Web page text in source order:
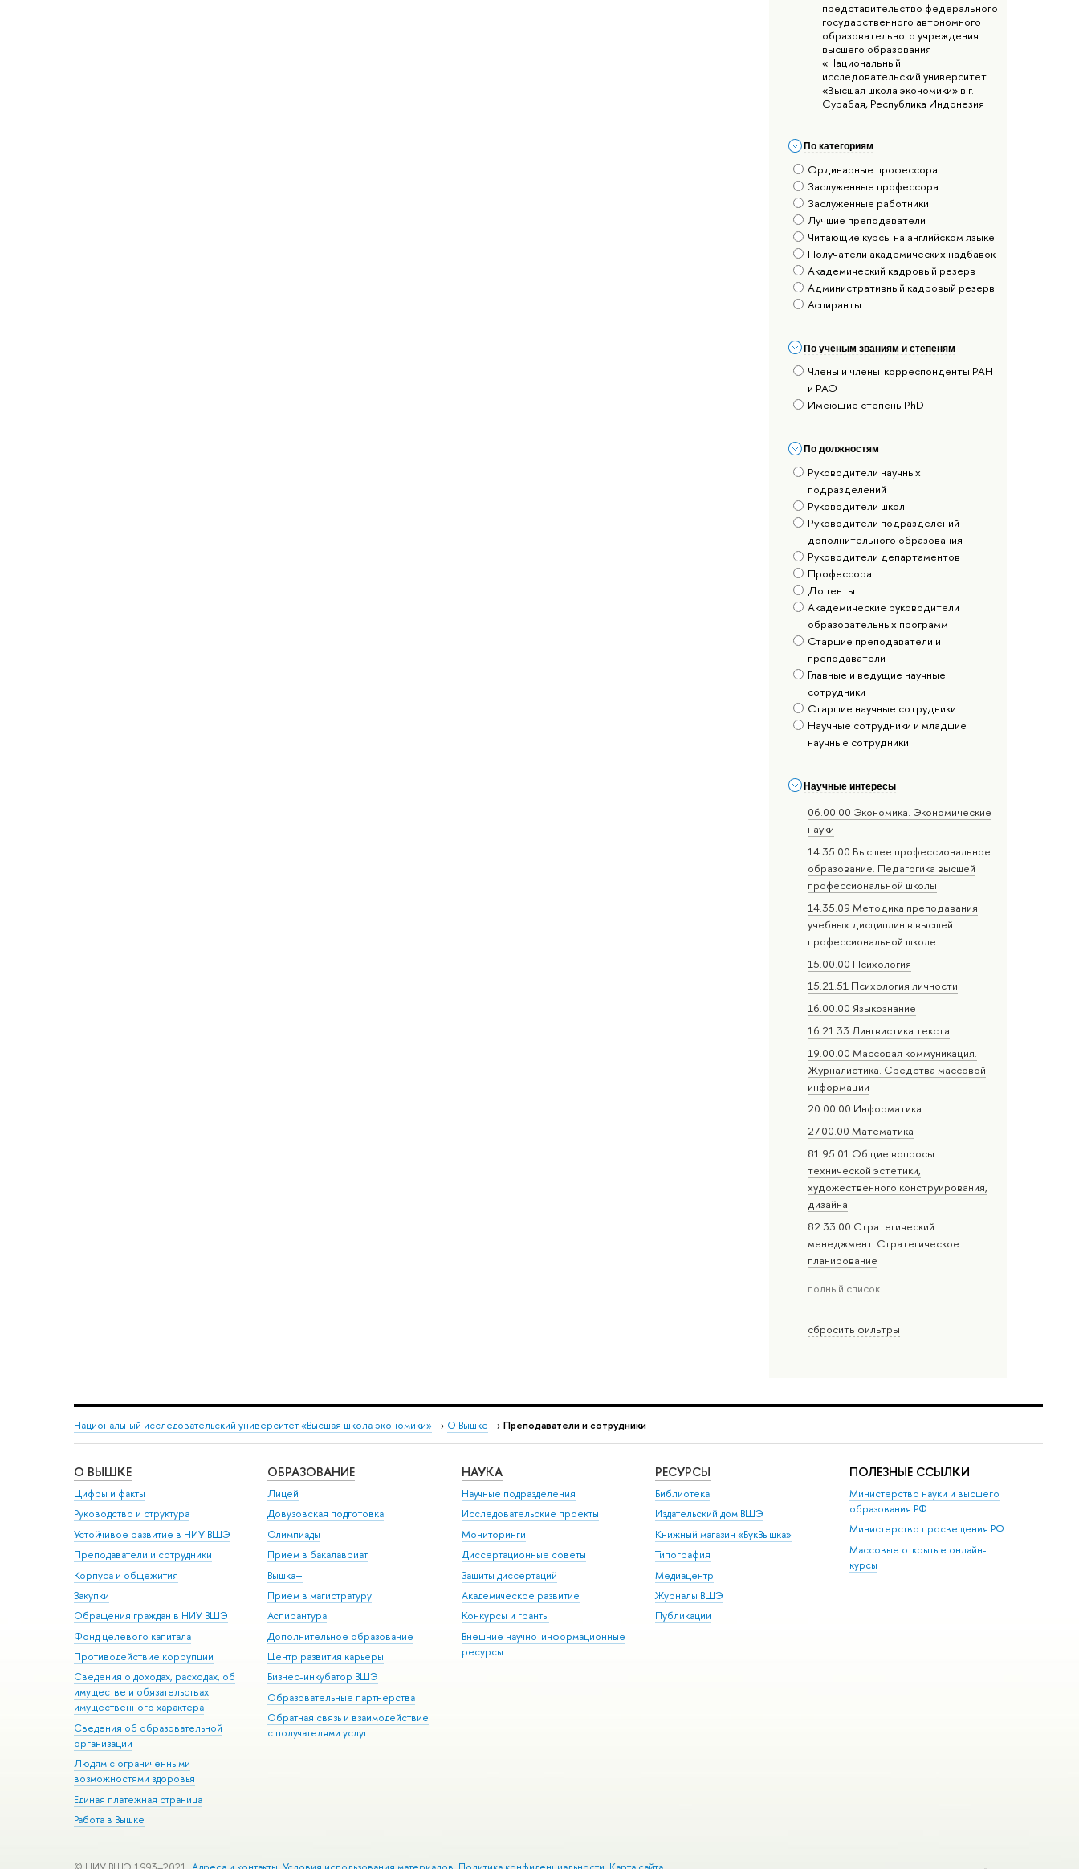
представительство федерального
государственного автономного
образовательного учреждения
высшего образования
«Национальный
исследовательский университет
«Высшая школа экономики» в г.
Сурабая, Республика Индонезия
По категориям
Ординарные профессора
Заслуженные профессора
Заслуженные работники
Лучшие преподаватели
Читающие курсы на английском языке
Получатели академических надбавок
Академический кадровый резерв
Административный кадровый резерв
Аспиранты
По учёным званиям и степеням
Члены и члены-корреспонденты РАН
и РАО
Имеющие степень PhD
По должностям
Руководители научных
подразделений
Руководители школ
Руководители подразделений
дополнительного образования
Руководители департаментов
Профессора
Доценты
Академические руководители
образовательных программ
Старшие преподаватели и
преподаватели
Главные и ведущие научные
сотрудники
Старшие научные сотрудники
Научные сотрудники и младшие
научные сотрудники
Научные интересы
06.00.00 Экономика. Экономические
науки
14.35.00 Высшее профессиональное
образование. Педагогика высшей
профессиональной школы
14.35.09 Методика преподавания
учебных дисциплин в высшей
профессиональной школе
15.00.00 Психология
15.21.51 Психология личности
16.00.00 Языкознание
16.21.33 Лингвистика текста
19.00.00 Массовая коммуникация.
Журналистика. Средства массовой
информации
20.00.00 Информатика
27.00.00 Математика
81.95.01 Общие вопросы
технической эстетики,
художественного конструирования,
дизайна
82.33.00 Стратегический
менеджмент. Стратегическое
планирование
полный список
сбросить фильтры
Национальный исследовательский университет «Высшая школа экономики» → О Вышке → Преподаватели и сотрудники
О ВЫШКЕ
Цифры и факты
Руководство и структура
Устойчивое развитие в НИУ ВШЭ
Преподаватели и сотрудники
Корпуса и общежития
Закупки
Обращения граждан в НИУ ВШЭ
Фонд целевого капитала
Противодействие коррупции
Сведения о доходах, расходах, об
имуществе и обязательствах
имущественного характера
Сведения об образовательной
организации
Людям с ограниченными
возможностями здоровья
Единая платежная страница
Работа в Вышке
ОБРАЗОВАНИЕ
Лицей
Довузовская подготовка
Олимпиады
Прием в бакалавриат
Вышка+
Прием в магистратуру
Аспирантура
Дополнительное образование
Центр развития карьеры
Бизнес-инкубатор ВШЭ
Образовательные партнерства
Обратная связь и взаимодействие
с получателями услуг
НАУКА
Научные подразделения
Исследовательские проекты
Мониторинги
Диссертационные советы
Защиты диссертаций
Академическое развитие
Конкурсы и гранты
Внешние научно-информационные
ресурсы
РЕСУРСЫ
Библиотека
Издательский дом ВШЭ
Книжный магазин «БукВышка»
Типография
Медиацентр
Журналы ВШЭ
Публикации
ПОЛЕЗНЫЕ ССЫЛКИ
Министерство науки и высшего
образования РФ
Министерство просвещения РФ
Массовые открытые онлайн-
курсы